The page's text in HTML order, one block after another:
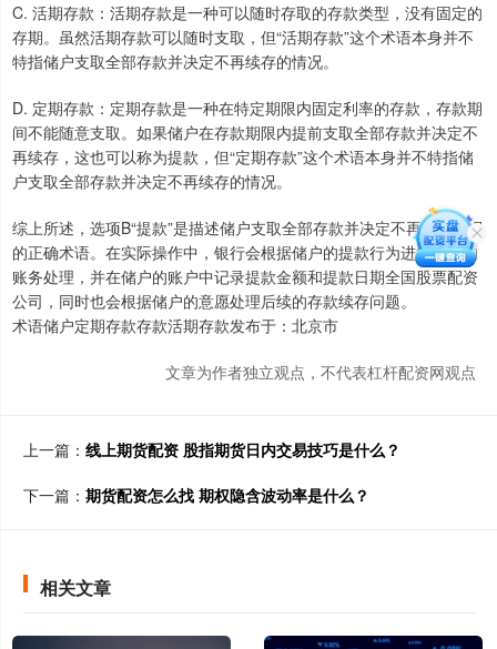
C. 活期存款：活期存款是一种可以随时存取的存款类型，没有固定的
存期。虽然活期存款可以随时支取，但“活期存款”这个术语本身并不
特指储户支取全部存款并决定不再续存的情况。
D. 定期存款：定期存款是一种在特定期限内固定利率的存款，存款期
间不能随意支取。如果储户在存款期限内提前支取全部存款并决定不
再续存，这也可以称为提款，但“定期存款”这个术语本身并不特指储
户支取全部存款并决定不再续存的情况。
综上所述，选项B“提款”是描述储户支取全部存款并决定不再续存情况
的正确术语。在实际操作中，银行会根据储户的提款行为进行相应的
账务处理，并在储户的账户中记录提款金额和提款日期全国股票配资
公司，同时也会根据储户的意愿处理后续的存款续存问题。
术语储户定期存款存款活期存款发布于：北京市
文章为作者独立观点，不代表杠杆配资网观点
上一篇： 线上期货配资 股指期货日内交易技巧是什么？
下一篇： 期货配资怎么找 期权隐含波动率是什么？
相关文章